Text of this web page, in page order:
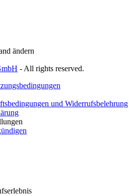
ändern
- All rights reserved.
und Widerrufsbelehrung